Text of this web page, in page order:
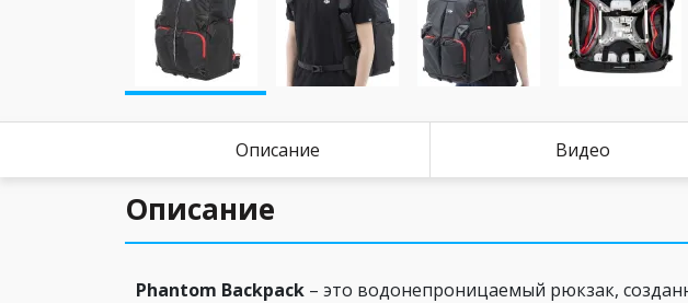
Описание Видео
Описание
Phantom Backpack – это водонепроницаемый рюкзак,